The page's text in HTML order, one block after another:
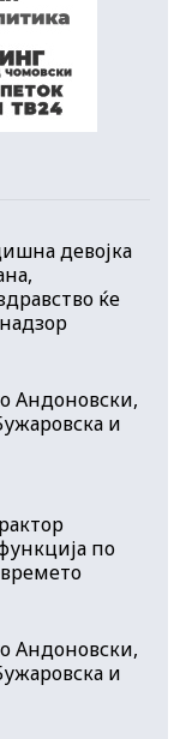
девојка
ќе
Андоновски,
и
по
Андоновски,
и